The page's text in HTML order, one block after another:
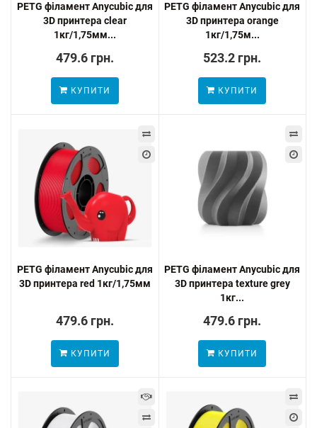
PETG філамент Anycubic для
3D принтера clear
1кг/1,75мм...
479.6 грн.
КУПИТИ
PETG філамент Anycubic для
3D принтера orange
1кг/1,75м...
523.2 грн.
КУПИТИ
PETG філамент Anycubic для
3D принтера red 1кг/1,75мм
479.6 грн.
КУПИТИ
PETG філамент Anycubic для
3D принтера texture grey
1кг...
479.6 грн.
КУПИТИ